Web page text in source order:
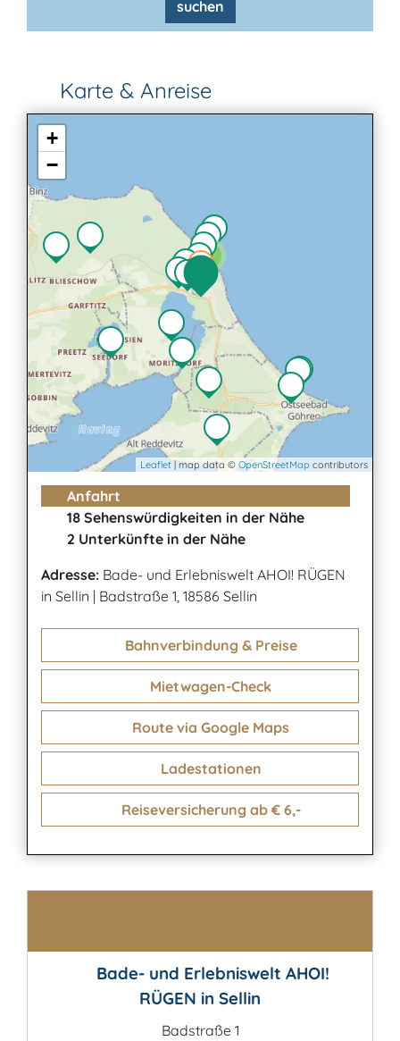
suchen
Karte & Anreise
2
+
−
Leaflet | map data © OpenStreetMap contributors
Anfahrt
18 Sehenswürdigkeiten in der Nähe
2 Unterkünfte in der Nähe
Adresse: Bade- und Erlebniswelt AHOI! RÜGEN
in Sellin | Badstraße 1, 18586 Sellin
Bahnverbindung & Preise
Mietwagen-Check
Route via Google Maps
Ladestationen
Reiseversicherung ab € 6,-
Bade- und Erlebniswelt AHOI!
RÜGEN in Sellin
Badstraße 1